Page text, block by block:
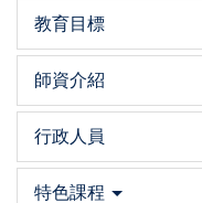
教育目標
師資介紹
行政人員
特色課程